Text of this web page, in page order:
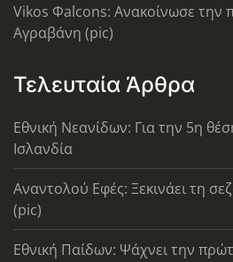
Vikos Φalcons: Ανακοίνωσε την
Αγραβάνη (pic)
Τελευταία Άρθρα
Εθνική Νεανίδων: Για την 5η
Ισλανδία
Αναντολού Εφές: Ξεκινάει τη
(pic)
Εθνική Παίδων: Ψάχνει την